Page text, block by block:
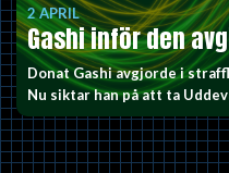
2 APRIL
Gashi inför den
Donat Gashi avgjorde i
Nu siktar han på att ta